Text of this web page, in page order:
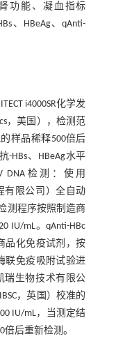
功能、凝血指标
、HBeAg、qAnti-
i4000SR化学发
，美国），检测范
的样品稀释500倍后
HBs、HBeAg水平
DNA检测：使用
有限公司）全自动
测程序按照制造商
IU/mL。qAnti-HBc
品化免疫试剂，按
联免疫吸附试验进
瑞生物技术有限公
，英国）校准的
IU/mL，当测定结
倍后重新检测。